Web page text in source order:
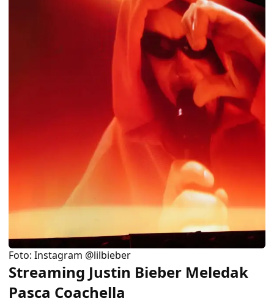
Foto: Instagram @lilbieber
Streaming Justin Bieber Meledak
Pasca Coachella